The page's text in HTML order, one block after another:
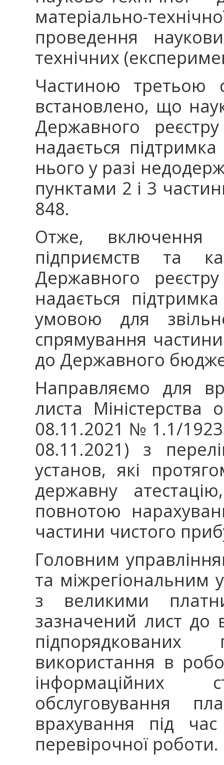
матеріально-
проведення
технічних
Частиною
встановлено, що
Державного
надається
нього у разі
пунктами 2 і 3
848.
Отже, включення
підприємств та
Державного
надається
умовою для
спрямування
до Державного
Направляємо для
листа Міністерства
08.11.2021 № 1.1/
08.11.2021) з
установ, які
державну
повнотою
частини чистого
Головним
та міжрегіональним
з великими
зазначений лист до
використання в
обслуговування
врахування під
перевірочної роботи.